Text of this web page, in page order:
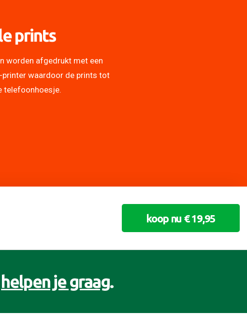
prints
worden afgedrukt met een
printer waardoor de prints tot
telefoonhoesje.
koop nu € 19,95
helpen je graag.